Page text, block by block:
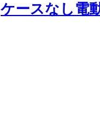
ケースなし電